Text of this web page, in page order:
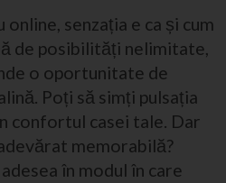
senzația e ca și cum
de posibilități nelimitate,
o oportunitate de
Poți să simți pulsația
confortul casei tale. Dar
memorabilă?
în modul în care